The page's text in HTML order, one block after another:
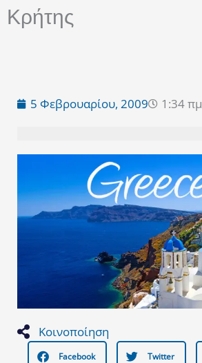
Κρήτης
5 Φεβρουαρίου, 2009 1:34 πμ
Κοινοποίηση
Facebook Twitter